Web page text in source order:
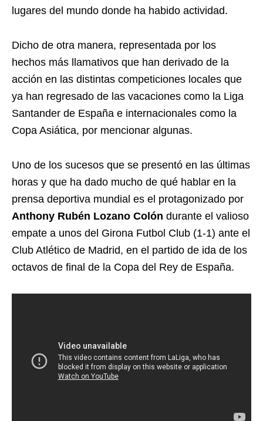
lugares del mundo donde ha habido actividad.
Dicho de otra manera, representada por los
hechos más llamativos que han derivado de la
acción en las distintas competiciones locales que
ya han regresado de las vacaciones como la Liga
Santander de España e internacionales como la
Copa Asiática, por mencionar algunas.
Uno de los sucesos que se presentó en las últimas
horas y que ha dado mucho de qué hablar en la
prensa deportiva mundial es el protagonizado por
Anthony Rubén Lozano Colón durante el valioso
empate a unos del Girona Futbol Club (1-1) ante el
Club Atlético de Madrid, en el partido de ida de los
octavos de final de la Copa del Rey de España.